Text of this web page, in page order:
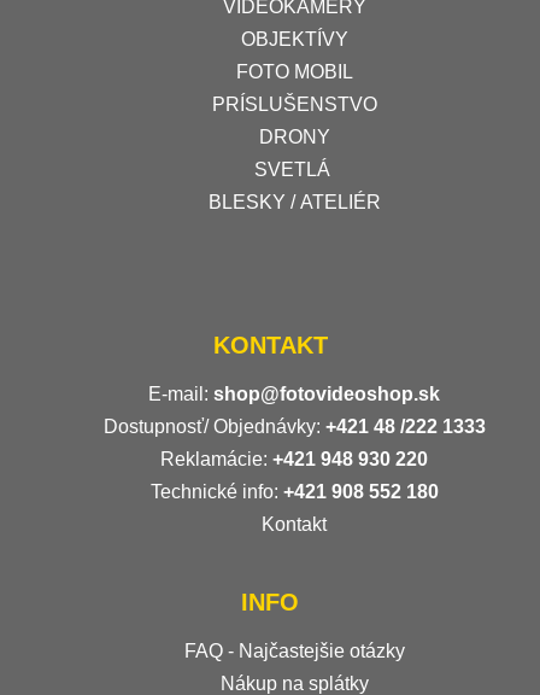
VIDEOKAMERY
OBJEKTÍVY
FOTO MOBIL
PRÍSLUŠENSTVO
DRONY
SVETLÁ
BLESKY / ATELIÉR
KONTAKT
E-mail: shop@fotovideoshop.sk
Dostupnosť/ Objednávky: +421 48 /222 1333
Reklamácie: +421 948 930 220
Technické info: +421 908 552 180
Kontakt
INFO
FAQ - Najčastejšie otázky
Nákup na splátky